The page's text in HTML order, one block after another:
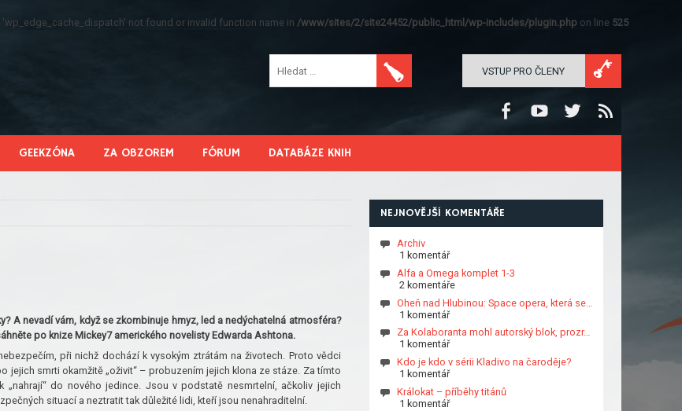
not found or invalid function name in /www/sites/2/site24452/public_html/wp-includes/plugin.php on line 525
VSTUP PRO ČLENY
GEEKZÓNA ZA OBZOREM FÓRUM DATABÁZE KNIH
A nevadí vám, když se zkombinuje hmyz, led a nedýchatelná atmosféra?
po knize Mickey7 amerického novelisty Edwarda Ashtona.
při nichž dochází k vysokým ztrátám na životech. Proto vědci
jejich smrti okamžitě „oživit“ – probuzením jejich klona ze stáze. Za tímto
do nového jedince. Jsou v podstatě nesmrtelní, ačkoliv jejich
situací a neztratit tak důležité lidi, kteří jsou nenahraditelní.
NEJNOVĚJŠÍ KOMENTÁŘE
Archiv
1 komentář
Alfa a Omega komplet 1-3
2 komentáře
Oheň nad Hlubinou: Space opera, která se…
1 komentář
Za Kolaboranta mohl autorský blok, prozr…
1 komentář
Kdo je kdo v sérii Kladivo na čaroděje?
1 komentář
Králokat – příběhy titánů
1 komentář